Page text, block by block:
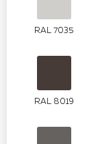
RAL 7035
RAL 8019